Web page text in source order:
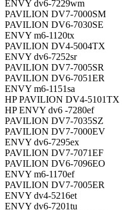
ENVY dv6-7229wm
PAVILION DV7-7000SM
PAVILION DV6-7030SE
ENVY m6-1120tx
PAVILION DV4-5004TX
ENVY dv6-7252sr
PAVILION DV7-7005SR
PAVILION DV6-7051ER
ENVY m6-1151sa
HP PAVILION DV4-5101TX
HP ENVY dv6 -7280ef
PAVILION DV7-7035SZ
PAVILION DV7-7000EV
ENVY dv6-7295ex
PAVILION DV7-7071EF
PAVILION DV6-7096EO
ENVY m6-1170ef
PAVILION DV7-7005ER
ENVY dv4-5216et
ENVY dv6-7201tu